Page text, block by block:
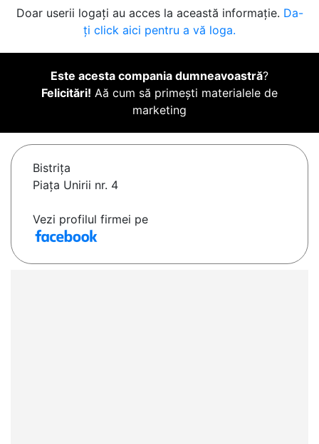
Doar userii logați au acces la această informație. Da-
ți click aici pentru a vă loga.
Este acesta compania dumneavoastră?
Felicitări! Aă cum să primești materialele de
marketing
Bistriţa
Piața Unirii nr. 4
Vezi profilul firmei pe